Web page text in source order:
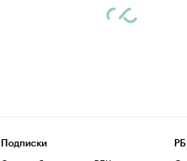
Подписки